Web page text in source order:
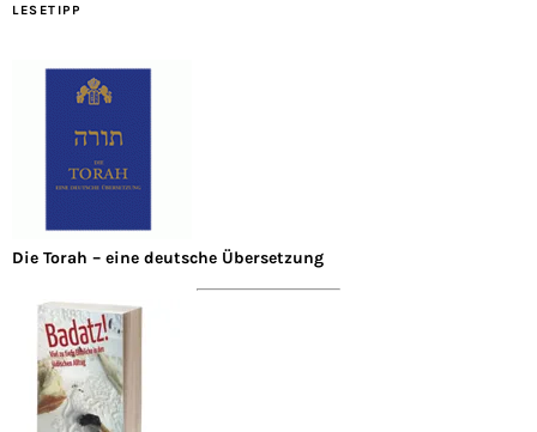
LESETIPP
Die Torah – eine deutsche Übersetzung